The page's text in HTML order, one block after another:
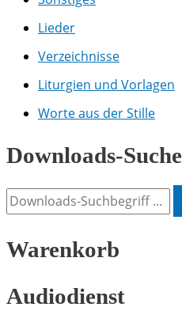
Lieder
Verzeichnisse
Liturgien und Vorlagen
Worte aus der Stille
Downloads-Suche
Warenkorb
Audiodienst